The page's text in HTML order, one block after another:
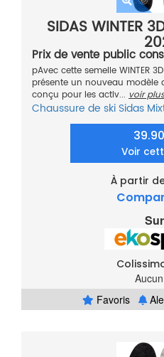
SIDAS WINTER
Prix de vente public
pAvec cette semelle WINTER
présente un nouveau modèle
conçu pour les activ... voir plus
Chaussure de ski Sidas
Voir
À partir
Sur
Favoris